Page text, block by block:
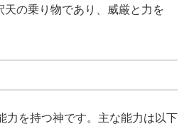
天の乗り物であり、威厳と力を
力を持つ神です。主な能力は以下